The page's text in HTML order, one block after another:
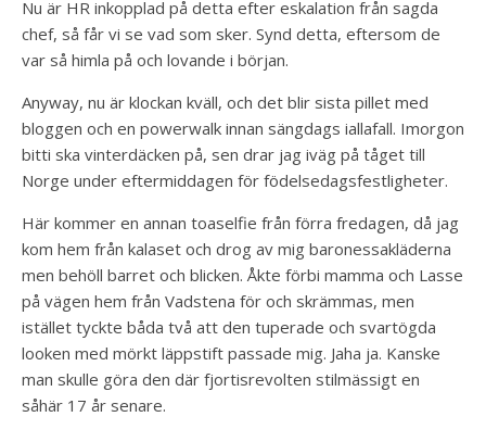
Nu är HR inkopplad på detta efter eskalation från sagda
chef, så får vi se vad som sker. Synd detta, eftersom de
var så himla på och lovande i början.
Anyway, nu är klockan kväll, och det blir sista pillet med
bloggen och en powerwalk innan sängdags iallafall. Imorgon
bitti ska vinterdäcken på, sen drar jag iväg på tåget till
Norge under eftermiddagen för födelsedagsfestligheter.
Här kommer en annan toaselfie från förra fredagen, då jag
kom hem från kalaset och drog av mig baronessakläderna
men behöll barret och blicken. Åkte förbi mamma och Lasse
på vägen hem från Vadstena för och skrämmas, men
istället tyckte båda två att den tuperade och svartögda
looken med mörkt läppstift passade mig. Jaha ja. Kanske
man skulle göra den där fjortisrevolten stilmässigt en
såhär 17 år senare.